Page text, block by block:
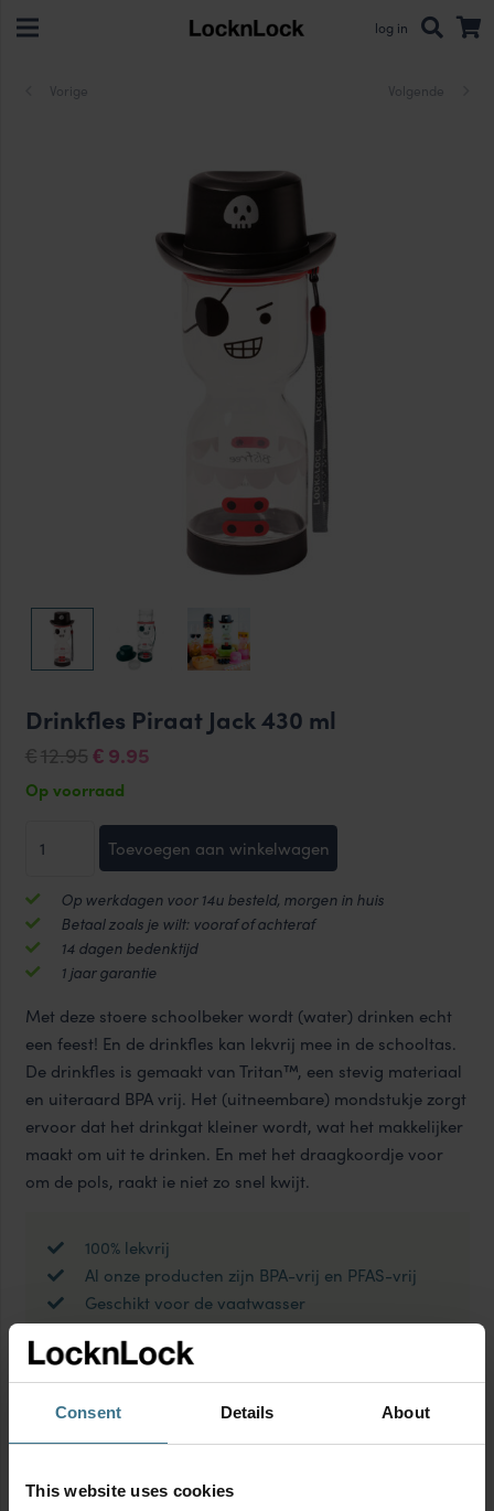
Consent Details About
This website uses cookies
log in
Vorige Volgende
Drinkfles Piraat Jack 430 ml
€12.95Oorspronkelijke
prijs
€12.95.
€ 9.95Huidige
Op voorraad
Piraat
Jack
430
ml
aantal
Toevoegen aan winkelwagen
Op werkdagen voor 14u besteld, morgen in huis
Betaal zoals je wilt: vooraf of achteraf
14 dagen bedenktijd
1 jaar garantie
Met deze stoere schoolbeker wordt (water) drinken echt
een feest! En de drinkfles kan lekvrij mee in de schooltas.
De drinkfles is gemaakt van Tritan™, een stevig materiaal
en uiteraard BPA vrij. Het (uitneembare) mondstukje zorgt
ervoor dat het drinkgat kleiner wordt, wat het makkelijker
maakt om uit te drinken. En met het draagkoordje voor
om de pols, raakt ie niet zo snel kwijt.
100% lekvrij
Al onze producten zijn BPA-vrij en PFAS-vrij
Geschikt voor de vaatwasser
Productinformatie
Geschikt voor